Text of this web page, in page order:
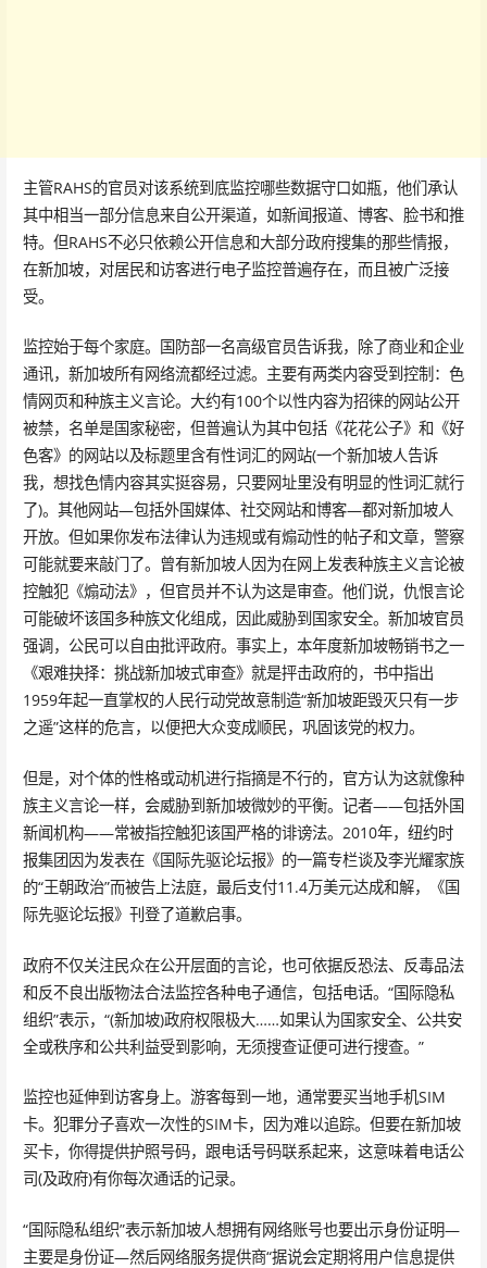
主管RAHS的官员对该系统到底监控哪些数据守口如瓶，他们承认
其中相当一部分信息来自公开渠道，如新闻报道、博客、脸书和推
特。但RAHS不必只依赖公开信息和大部分政府搜集的那些情报，
在新加坡，对居民和访客进行电子监控普遍存在，而且被广泛接
受。
监控始于每个家庭。国防部一名高级官员告诉我，除了商业和企业
通讯，新加坡所有网络流都经过滤。主要有两类内容受到控制：色
情网页和种族主义言论。大约有100个以性内容为招徕的网站公开
被禁，名单是国家秘密，但普遍认为其中包括《花花公子》和《好
色客》的网站以及标题里含有性词汇的网站(一个新加坡人告诉
我，想找色情内容其实挺容易，只要网址里没有明显的性词汇就行
了)。其他网站—包括外国媒体、社交网站和博客—都对新加坡人
开放。但如果你发布法律认为违规或有煽动性的帖子和文章，警察
可能就要来敲门了。曾有新加坡人因为在网上发表种族主义言论被
控触犯《煽动法》，但官员并不认为这是审查。他们说，仇恨言论
可能破坏该国多种族文化组成，因此威胁到国家安全。新加坡官员
强调，公民可以自由批评政府。事实上，本年度新加坡畅销书之一
《艰难抉择：挑战新加坡式审查》就是抨击政府的，书中指出
1959年起一直掌权的人民行动党故意制造“新加坡距毁灭只有一步
之遥”这样的危言，以便把大众变成顺民，巩固该党的权力。
但是，对个体的性格或动机进行指摘是不行的，官方认为这就像种
族主义言论一样，会威胁到新加坡微妙的平衡。记者——包括外国
新闻机构——常被指控触犯该国严格的诽谤法。2010年，纽约时
报集团因为发表在《国际先驱论坛报》的一篇专栏谈及李光耀家族
的“王朝政治”而被告上法庭，最后支付11.4万美元达成和解，《国
际先驱论坛报》刊登了道歉启事。
政府不仅关注民众在公开层面的言论，也可依据反恐法、反毒品法
和反不良出版物法合法监控各种电子通信，包括电话。“国际隐私
组织”表示，“(新加坡)政府权限极大……如果认为国家安全、公共安
全或秩序和公共利益受到影响，无须搜查证便可进行搜查。”
监控也延伸到访客身上。游客每到一地，通常要买当地手机SIM
卡。犯罪分子喜欢一次性的SIM卡，因为难以追踪。但要在新加坡
买卡，你得提供护照号码，跟电话号码联系起来，这意味着电话公
司(及政府)有你每次通话的记录。
“国际隐私组织”表示新加坡人想拥有网络账号也要出示身份证明—
主要是身份证—然后网络服务提供商“据说会定期将用户信息提供